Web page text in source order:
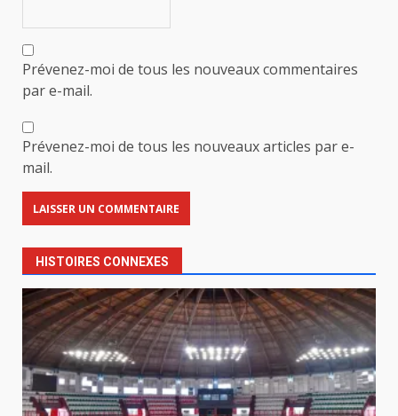
Prévenez-moi de tous les nouveaux commentaires
par e-mail.
Prévenez-moi de tous les nouveaux articles par e-
mail.
HISTOIRES CONNEXES